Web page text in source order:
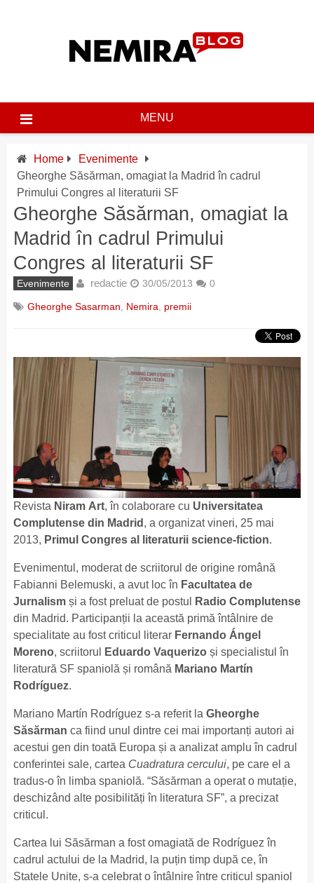
MENU
Home
Evenimente
Gheorghe Săsărman, omagiat la Madrid în cadrul
Primului Congres al literaturii SF
Gheorghe Săsărman, omagiat la
Madrid în cadrul Primului
Congres al literaturii SF
Evenimente redactie 30/05/2013 0
Gheorghe Sasarman Nemira premii
Revista Niram Art, în colaborare cu Universitatea
Complutense din Madrid , a organizat vineri, 25 mai
2013, Primul Congres al literaturii science-fiction.
Evenimentul, moderat de scriitorul de origine română
Fabianni Belemuski, a avut loc în Facultatea de
Jurnalismși a fost preluat de postul
Radio Complutense
din Madrid. Participanții la această primă întâlnire de
specialitate au fost criticul literar Fernando Ángel
Moreno, scriitorul Eduardo Vaquerizoși specialistul în
literatură SF spaniolă și română Mariano Martín
Rodríguez.
Mariano Martín Rodríguez s-a referit la Gheorghe
Săsărman ca fiind unul dintre cei mai importanți autori ai
acestui gen din toată Europa și a analizat amplu în cadrul
conferintei sale, cartea Cuadratura cercului, pe care el a
tradus-o în limba spaniolă. “Săsărman a operat o mutație,
deschizând alte posibilități în literatura SF”, a precizat
criticul.
Cartea lui Săsărman a fost omagiată de Rodríguez în
cadrul actului de la Madrid, la puțin timp după ce, în
Statele Unite, s-a celebrat o întâlnire între criticul spaniol